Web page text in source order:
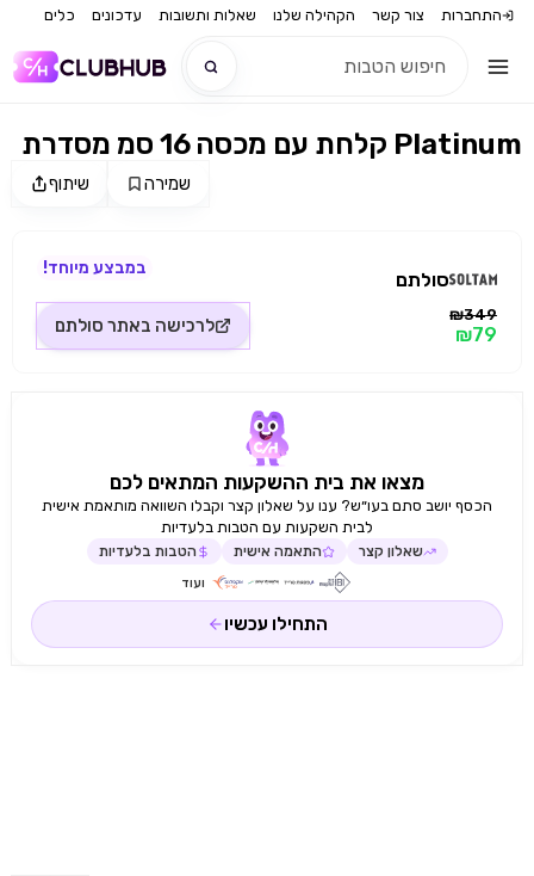
התחברות צור קשר הקהילה שלנו שאלות ותשובות עדכונים כלים
שיתוף שמירה
קלחת עם מכסה 16 סמ מסדרת Platinum
סולתם במבצע מיוחד!
₪349
₪79 לרכישה באתר סולתם
מצאו את בית ההשקעות המתאים לכם
הכסף יושב סתם בעו״ש? ענו על שאלון קצר וקבלו השוואה מותאמת אישית
לבית השקעות עם הטבות בלעדיות
שאלון קצר התאמה אישית הטבות בלעדיות
ועוד
התחילו עכשיו